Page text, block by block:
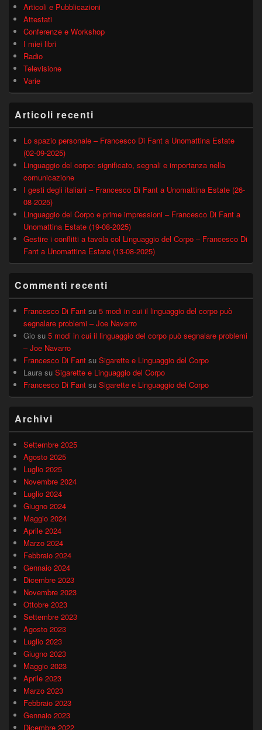
Articoli e Pubblicazioni
Attestati
Conferenze e Workshop
I miei libri
Radio
Televisione
Varie
Articoli recenti
Lo spazio personale – Francesco Di Fant a Unomattina Estate
(02-09-2025)
Linguaggio del corpo: significato, segnali e importanza nella
comunicazione
I gesti degli italiani – Francesco Di Fant a Unomattina Estate (26-
08-2025)
Linguaggio del Corpo e prime impressioni – Francesco Di Fant a
Unomattina Estate (19-08-2025)
Gestire i conflitti a tavola col Linguaggio del Corpo – Francesco Di
Fant a Unomattina Estate (13-08-2025)
Commenti recenti
Francesco Di Fant su 5 modi in cui il linguaggio del corpo può
segnalare problemi – Joe Navarro
Gio su 5 modi in cui il linguaggio del corpo può segnalare problemi
– Joe Navarro
Francesco Di Fant su Sigarette e Linguaggio del Corpo
Laura su Sigarette e Linguaggio del Corpo
Francesco Di Fant su Sigarette e Linguaggio del Corpo
Archivi
Settembre 2025
Agosto 2025
Luglio 2025
Novembre 2024
Luglio 2024
Giugno 2024
Maggio 2024
Aprile 2024
Marzo 2024
Febbraio 2024
Gennaio 2024
Dicembre 2023
Novembre 2023
Ottobre 2023
Settembre 2023
Agosto 2023
Luglio 2023
Giugno 2023
Maggio 2023
Aprile 2023
Marzo 2023
Febbraio 2023
Gennaio 2023
Dicembre 2022